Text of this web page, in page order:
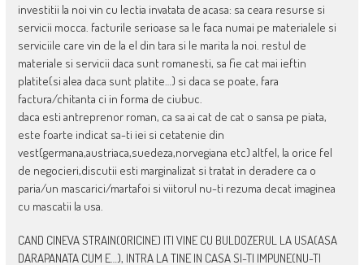
investitii la noi vin cu lectia invatata de acasa: sa ceara resurse si
servicii mocca. facturile serioase sa le faca numai pe materialele si
serviciile care vin de la el din tara si le marita la noi. restul de
materiale si servicii daca sunt romanesti, sa fie cat mai ieftin
platite(si alea daca sunt platite…) si daca se poate, fara
factura/chitanta ci in forma de ciubuc.
daca esti antreprenor roman, ca sa ai cat de cat o sansa pe piata,
este foarte indicat sa-ti iei si cetatenie din
vest(germana,austriaca,suedeza,norvegiana etc) altfel, la orice fel
de negocieri,discutii esti marginalizat si tratat in deradere ca o
paria/un mascarici/martafoi si viitorul nu-ti rezuma decat imaginea
cu mascatii la usa.
CAND CINEVA STRAIN(ORICINE) ITI VINE CU BULDOZERUL LA USA(ASA
DARAPANATA CUM E…), INTRA LA TINE IN CASA SI-TI IMPUNE(NU-TI